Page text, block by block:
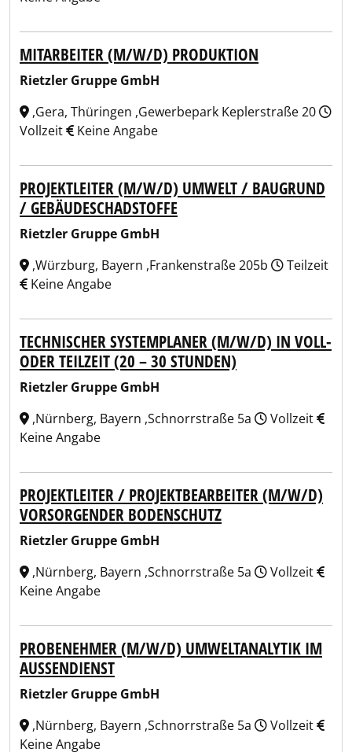
MITARBEITER (M/W/D) PRODUKTION
Rietzler Gruppe GmbH
,Gera, Thüringen ,Gewerbepark Keplerstraße 20
Vollzeit
Keine Angabe
PROJEKTLEITER (M/W/D) UMWELT / BAUGRUND
/ GEBÄUDESCHADSTOFFE
Rietzler Gruppe GmbH
,Würzburg, Bayern ,Frankenstraße 205b
Teilzeit
Keine Angabe
TECHNISCHER SYSTEMPLANER (M/W/D) IN VOLL-
ODER TEILZEIT (20 – 30 STUNDEN)
Rietzler Gruppe GmbH
,Nürnberg, Bayern ,Schnorrstraße 5a
Vollzeit
Keine Angabe
PROJEKTLEITER / PROJEKTBEARBEITER (M/W/D)
VORSORGENDER BODENSCHUTZ
Rietzler Gruppe GmbH
,Nürnberg, Bayern ,Schnorrstraße 5a
Vollzeit
Keine Angabe
PROBENEHMER (M/W/D) UMWELTANALYTIK IM
AUSSENDIENST
Rietzler Gruppe GmbH
,Nürnberg, Bayern ,Schnorrstraße 5a
Vollzeit
Keine Angabe